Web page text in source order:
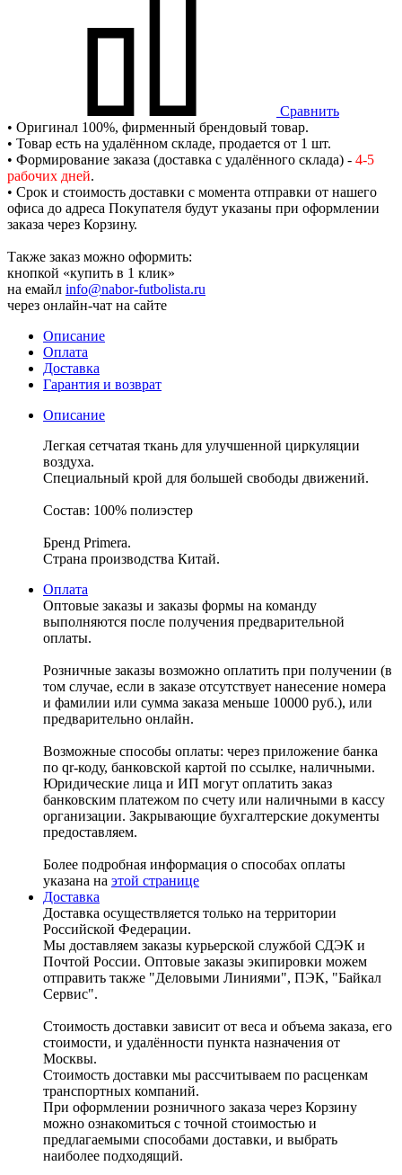
Сравнить
• Оригинал 100%, фирменный брендовый товар.
• Товар есть на удалённом складе, продается от 1 шт.
• Формирование заказа (доставка с удалённого склада) - 4-5
рабочих дней.
• Срок и стоимость доставки с момента отправки от нашего
офиса до адреса Покупателя будут указаны при оформлении
заказа через Корзину.
Также заказ можно оформить:
кнопкой «купить в 1 клик»
на емайл info@nabor-futbolista.ru
через онлайн-чат на сайте
Описание
Оплата
Доставка
Гарантия и возврат
Описание
Легкая сетчатая ткань для улучшенной циркуляции
воздуха.
Специальный крой для большей свободы движений.
Состав: 100% полиэстер
Бренд Primera.
Страна производства Китай.
Оплата
Оптовые заказы и заказы формы на команду
выполняются после получения предварительной
оплаты.
Розничные заказы возможно оплатить при получении (в
том случае, если в заказе отсутствует нанесение номера
и фамилии или сумма заказа меньше 10000 руб.), или
предварительно онлайн.
Возможные способы оплаты: через приложение банка
по qr-коду, банковской картой по ссылке, наличными.
Юридические лица и ИП могут оплатить заказ
банковским платежом по счету или наличными в кассу
организации. Закрывающие бухгалтерские документы
предоставляем.
Более подробная информация о способах оплаты
указана на этой странице
Доставка
Доставка осуществляется только на территории
Российской Федерации.
Мы доставляем заказы курьерской службой СДЭК и
Почтой России. Оптовые заказы экипировки можем
отправить также "Деловыми Линиями", ПЭК, "Байкал
Сервис".
Стоимость доставки зависит от веса и объема заказа, его
стоимости, и удалённости пункта назначения от
Москвы.
Стоимость доставки мы рассчитываем по расценкам
транспортных компаний.
При оформлении розничного заказа через Корзину
можно ознакомиться с точной стоимостью и
предлагаемыми способами доставки, и выбрать
наиболее подходящий.